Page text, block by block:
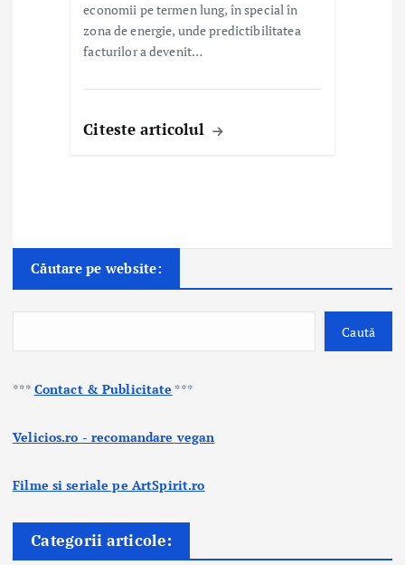
economii pe termen lung, în special în
zona de energie, unde predictibilitatea
facturilor a devenit…
Citeste articolul
Căutare pe website:
Caută
*** Contact & Publicitate ***
Velicios.ro - recomandare vegan
Filme si seriale pe ArtSpirit.ro
Categorii articole: